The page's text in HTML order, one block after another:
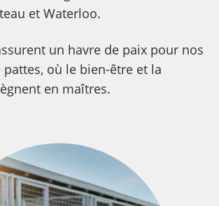
et Waterloo.
un havre de paix pour nos
où le bien-être et la
en maîtres.